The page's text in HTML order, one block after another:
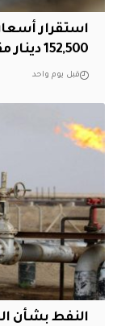
استقرار
152,500 دينار مقابل 100 دولار
قبل يوم واحد
النفط بشأن